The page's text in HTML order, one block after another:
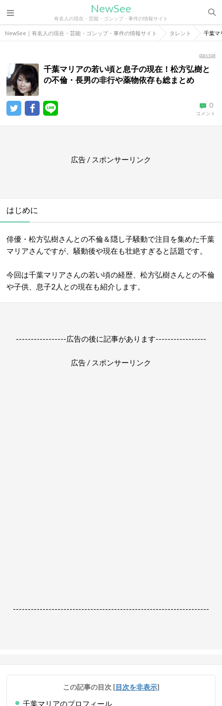
NewSee
有名人の現在・芸能・ゴシップ・事件の情報サイト
NewSee｜有名人の現在・芸能・ゴシップ・事件の情報サイト タレント 千葉マ
passpi
千葉マリアの若い頃と息子の現在！松方弘樹と
の不倫・長男の非行や薬物依存も総まとめ
0
コメント
広告 / スポンサーリンク
はじめに
俳優・松方弘樹さんとの不倫＆隠し子騒動で注目を集めた千葉
マリアさんですが、騒動後や現在も壮絶すぎると話題です。
今回は千葉マリアさんの若い頃の経歴、松方弘樹さんとの不倫
や子供、息子2人との現在も紹介します。
-----------------広告の後に記事があります-----------------
広告 / スポンサーリンク
------------------------------------------------------------------
この記事の目次 [目次を非表示]
千葉マリアのプロフィール